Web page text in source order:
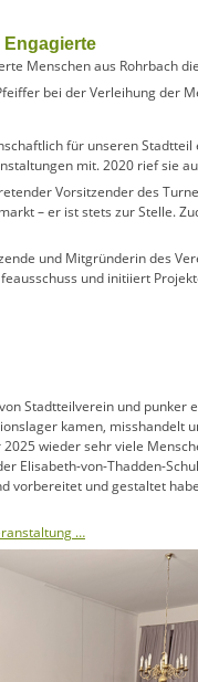
Menschen aus Rohrbach
für unseren
mit. 2020 rief sie
Vorsitzender des
– er ist stets zur Stelle.
und Mitgründerin des
und initiiert
Stadtteilverein und
kamen, misshandelt
wieder sehr viele
Elisabeth-von-Thadden-
vorbereitet und gestaltet
…